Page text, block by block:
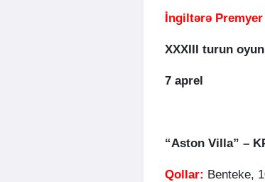
İngiltərə Premyer
XXXIII turun
7 aprel
“Aston Villa” –
Qollar: Benteke,